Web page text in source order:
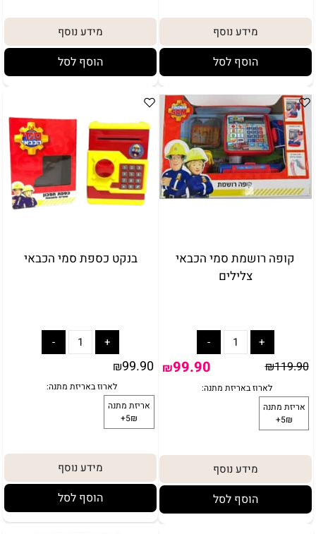
מידע נוסף
הוסף לסל
אריזת מתנה
מידע נוסף
הוסף לסל
קופה רושמת סמי הכבאי
צלילים
₪119.90
₪99.90
מידע נוסף
הוסף לסל
בנקט כספת סמי הכבאי
₪99.90
מידע נוסף
הוסף לסל